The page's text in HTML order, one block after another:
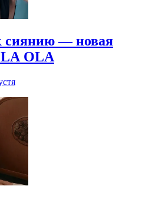
сиянию — новая
OLA